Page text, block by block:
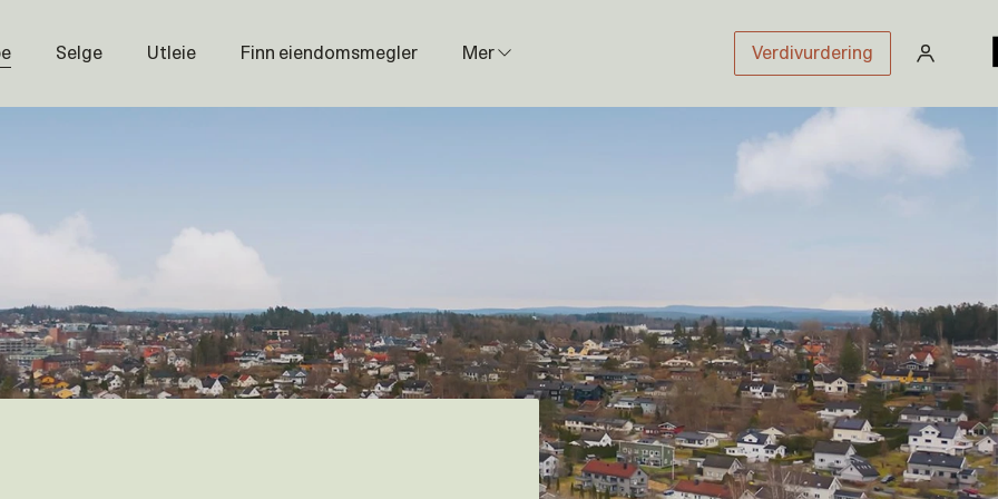
Selge Utleie Finn eiendomsmegler Mer
Prisstatistikk
Åpenhetsloven
Prisliste
Karriere
Verdivurdering